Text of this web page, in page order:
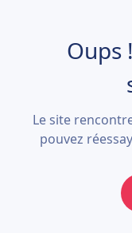
Oups
Le site
pouvez